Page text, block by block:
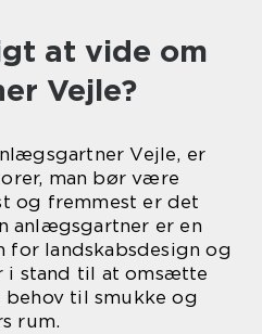
at vide om
Vejle?
Vejle, er
man bør være
og fremmest er det
anlægsgartner er en
for landskabsdesign og
i stand til at omsætte
behov til smukke og
rum.